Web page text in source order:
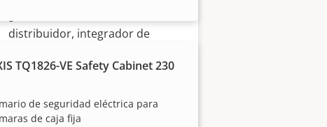
TQ1826-VE Safety Cabinet 230
de seguridad eléctrica para
de caja fija
distribuidor, integrador de
socios en casi todos los países
convertirse en uno de ellos!